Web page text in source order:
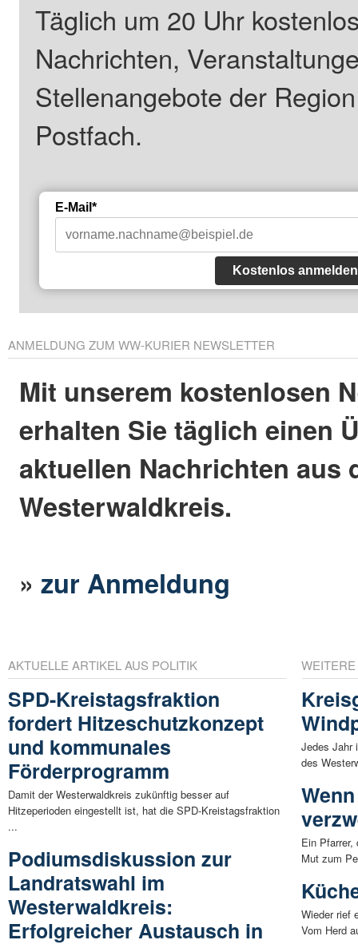
Täglich um 20 Uhr
Nachrichten,
Stellenangebote der
Postfach.
E-Mail*
Kostenlos anmelden
ANMELDUNG ZUM WW-KURIER NEWSLETTER
Mit unserem kostenlosen
erhalten Sie täglich einen
aktuellen Nachrichten aus
Westerwaldkreis.
»zur Anmeldung
AKTUELLE ARTIKEL AUS POLITIK
SPD-Kreistagsfraktion
fordert Hitzeschutzkonzept
und kommunales
Förderprogramm
Damit der Westerwaldkreis zukünftig besser auf
Hitzeperioden eingestellt ist, hat die SPD-Kreistagsfraktion
...
Podiumsdiskussion zur
Landratswahl im
Westerwaldkreis:
Erfolgreicher Austausch in
Jedes Jahr
des
Ein Pfarrer,
Mut zum
Wieder rief
Vom Herd